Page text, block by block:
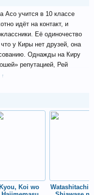
Асо учится в 10 классе
идёт на контакт, и
Её одиночество
у Киры нет друзей, она
Однажды на Киру
репутацией, Рей
его репутации и с ужасом
рисунками
с Кирой. Вскоре
восхищена характером
Kyou, Koi wo
Watashitachi